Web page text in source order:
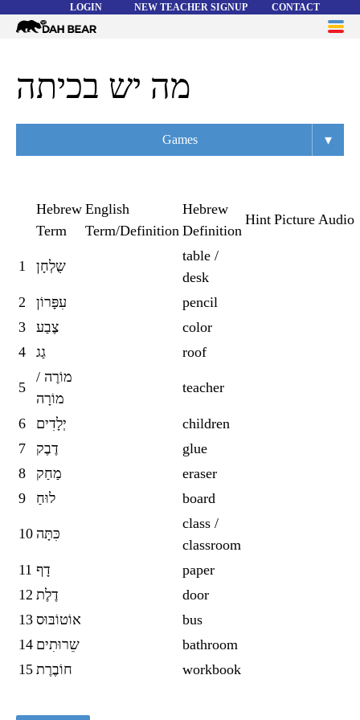
LOGIN NEW TEACHER SIGNUP CONTACT
Dah
HELP
מה יש בכיתה
Games
Flashcards
Matching
Asteroids
Quiz
▾
Hebrew
Term
English
Term/Definition
Hebrew
Definition
Hint Picture Audio
1 שֻלְחָן
table /
desk
2
עִפָּרוֹן
pencil
3
צֶבַע
color
4
גַג roof
5
מוֹרֶה /
מוֹרָה
teacher
6 יְלָדִים
children
7
דֶבֶק
glue
8
מַחַק
eraser
9
לוּחַ board
10 כִּתָּה
class /
classroom
11 דָף
paper
12 דֶלֶת
door
13 אוֹטוֹבּוּס
bus
14 שֵרוּתִים
bathroom
15 חוֹבֶרֶת workbook